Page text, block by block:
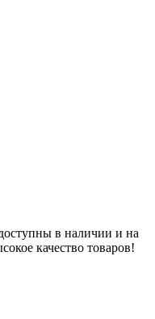
в наличии и на
качество товаров!